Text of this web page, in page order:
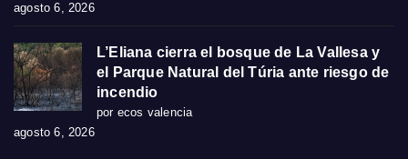
agosto 6, 2026
L’Eliana cierra el bosque de La Vallesa y
el Parque Natural del Túria ante riesgo de
incendio
por ecos valencia
agosto 6, 2026